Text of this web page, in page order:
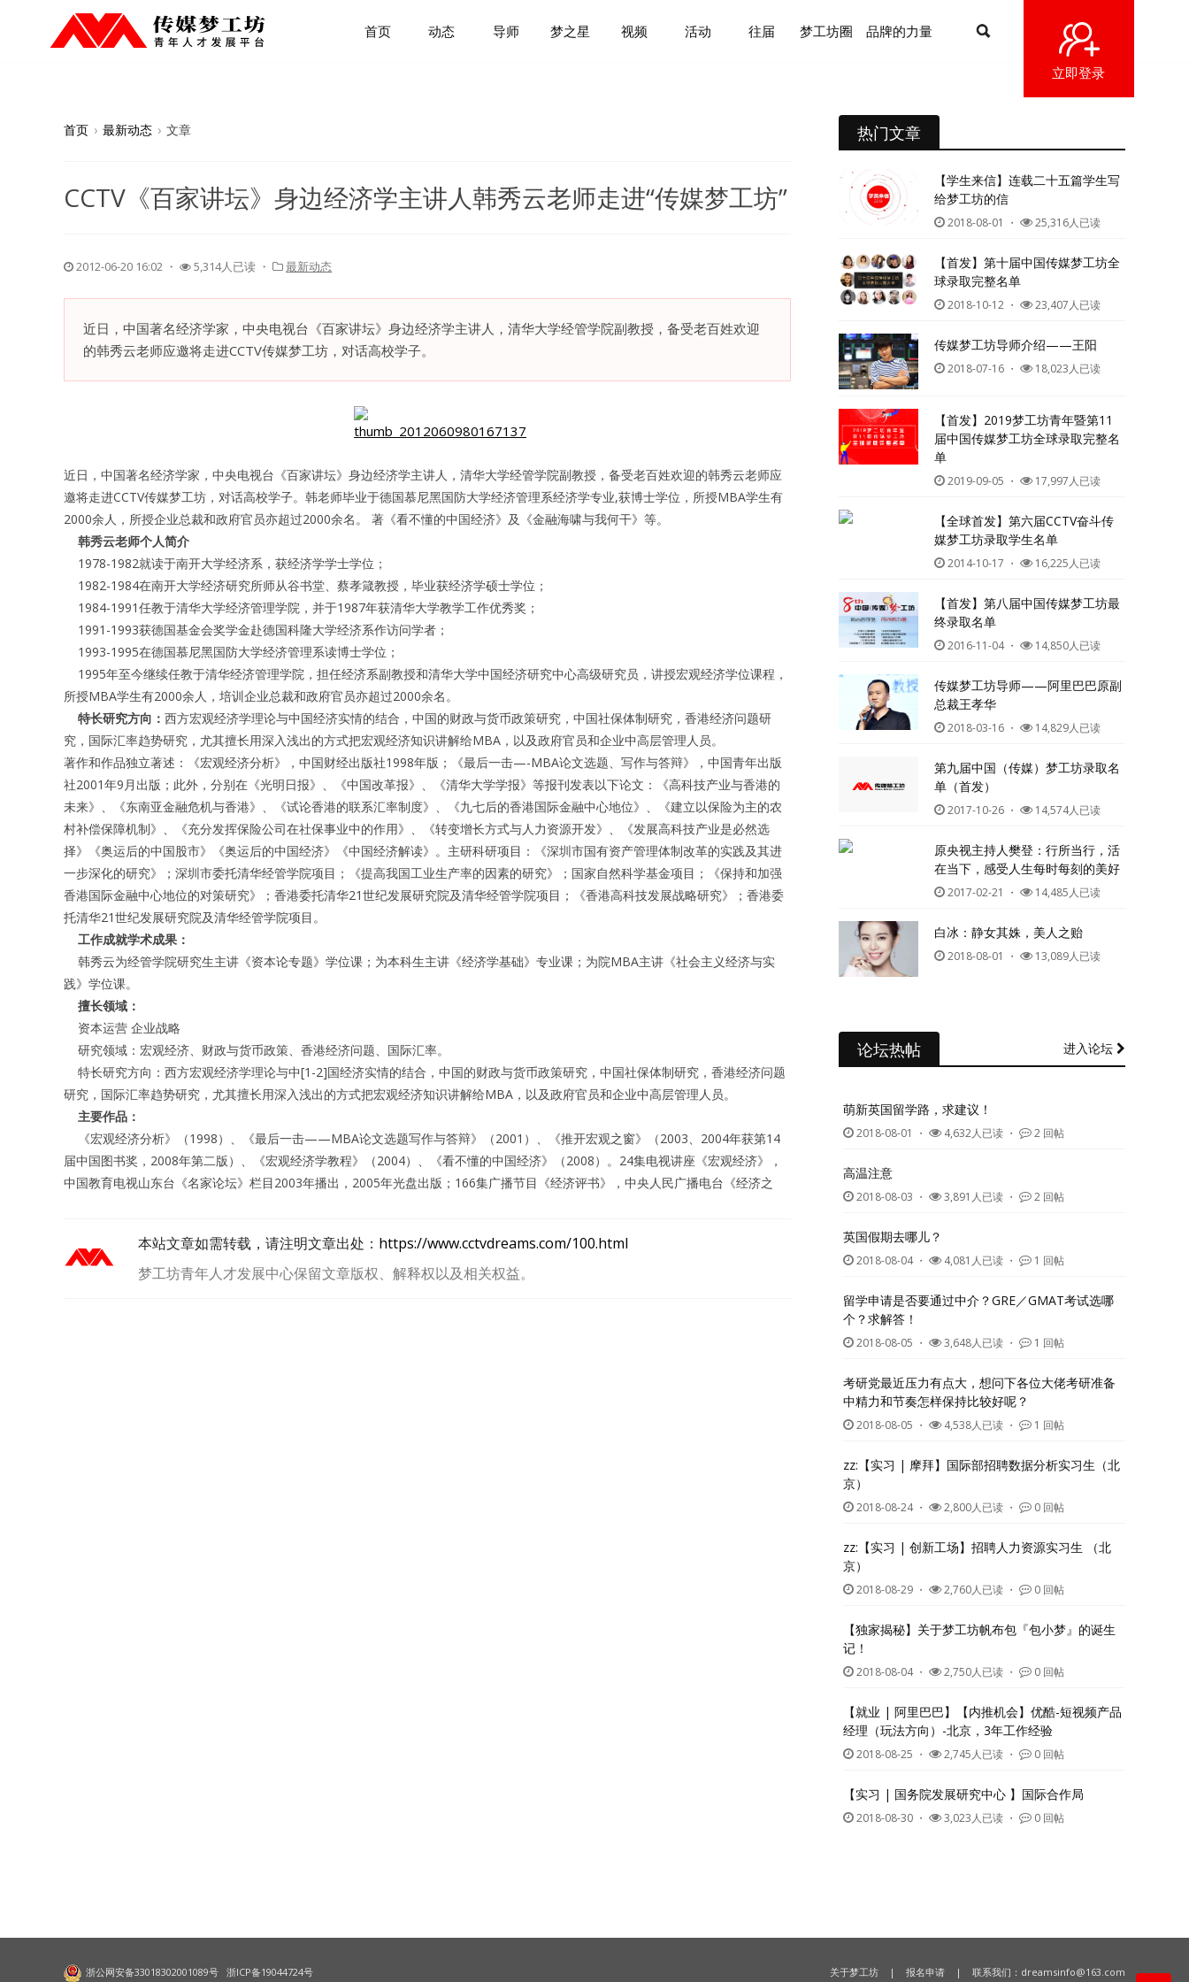
立即登录
密码
记住我的登录状态
首页 动态 导师 梦之星 视频 活动 往届 梦工坊圈 品牌的力量
首页 › 最新动态 › 文章
CCTV《百家讲坛》身边经济学主讲人韩秀云老师走进“传媒梦工坊”
2012-06-20 16:02 ・ 5,314人已读 ・ 最新动态
近日，中国著名经济学家，中央电视台《百家讲坛》身边经济学主讲人，清华大学经管学院副教授，备受老百姓欢迎
的韩秀云老师应邀将走进CCTV传媒梦工坊，对话高校学子。
近日，中国著名经济学家，中央电视台《百家讲坛》身边经济学主讲人，清华大学经管学院副教授，备受老百姓欢迎的韩秀云老师应
邀将走进CCTV传媒梦工坊，对话高校学子。韩老师毕业于德国慕尼黑国防大学经济管理系经济学专业,获博士学位，所授MBA学生有
2000余人，所授企业总裁和政府官员亦超过2000余名。 著《看不懂的中国经济》及《金融海啸与我何干》等。
韩秀云老师个人简介
1978-1982就读于南开大学经济系，获经济学学士学位；
1982-1984在南开大学经济研究所师从谷书堂、蔡孝箴教授，毕业获经济学硕士学位；
1984-1991任教于清华大学经济管理学院，并于1987年获清华大学教学工作优秀奖；
1991-1993获德国基金会奖学金赴德国科隆大学经济系作访问学者；
1993-1995在德国慕尼黑国防大学经济管理系读博士学位；
1995年至今继续任教于清华经济管理学院，担任经济系副教授和清华大学中国经济研究中心高级研究员，讲授宏观经济学位课程，
所授MBA学生有2000余人，培训企业总裁和政府官员亦超过2000余名。
特长研究方向： 西方宏观经济学理论与中国经济实情的结合，中国的财政与货币政策研究，中国社保体制研究，香港经济问题研
究，国际汇率趋势研究，尤其擅长用深入浅出的方式把宏观经济知识讲解给MBA，以及政府官员和企业中高层管理人员。
著作和作品独立著述：《宏观经济分析》，中国财经出版社1998年版；《最后一击—-MBA论文选题、写作与答辩》，中国青年出版
社2001年9月出版；此外，分别在《光明日报》、《中国改革报》、《清华大学学报》等报刊发表以下论文：《高科技产业与香港的
未来》、《东南亚金融危机与香港》、《试论香港的联系汇率制度》、《九七后的香港国际金融中心地位》、《建立以保险为主的农
村补偿保障机制》、《充分发挥保险公司在社保事业中的作用》、《转变增长方式与人力资源开发》、《发展高科技产业是必然选
择》《奥运后的中国股市》《奥运后的中国经济》《中国经济解读》。主研科研项目：《深圳市国有资产管理体制改革的实践及其进
一步深化的研究》；深圳市委托清华经管学院项目；《提高我国工业生产率的因素的研究》；国家自然科学基金项目；《保持和加强
香港国际金融中心地位的对策研究》；香港委托清华21世纪发展研究院及清华经管学院项目；《香港高科技发展战略研究》；香港委
托清华21世纪发展研究院及清华经管学院项目。
工作成就学术成果：
韩秀云为经管学院研究生主讲《资本论专题》学位课；为本科生主讲《经济学基础》专业课；为院MBA主讲《社会主义经济与实
践》学位课。
擅长领域：
资本运营 企业战略
研究领域：宏观经济、财政与货币政策、香港经济问题、国际汇率。
特长研究方向：西方宏观经济学理论与中[1-2]国经济实情的结合，中国的财政与货币政策研究，中国社保体制研究，香港经济问题
研究，国际汇率趋势研究，尤其擅长用深入浅出的方式把宏观经济知识讲解给MBA，以及政府官员和企业中高层管理人员。
主要作品：
《宏观经济分析》（1998）、《最后一击——MBA论文选题写作与答辩》（2001）、《推开宏观之窗》（2003、2004年获第14
届中国图书奖，2008年第二版）、《宏观经济学教程》（2004）、《看不懂的中国经济》（2008）。24集电视讲座《宏观经济》，
中国教育电视山东台《名家论坛》栏目2003年播出，2005年光盘出版；166集广播节目《经济评书》，中央人民广播电台《经济之
本站文章如需转载，请注明文章出处： https://www.cctvdreams.com/100.html
梦工坊青年人才发展中心保留文章版权、解释权以及相关权益。
热门文章
【学生来信】连载二十五篇学生写
给梦工坊的信
2018-08-01 ・ 25,316人已读
【首发】第十届中国传媒梦工坊全
球录取完整名单
2018-10-12 ・ 23,407人已读
传媒梦工坊导师介绍——王阳
2018-07-16 ・ 18,023人已读
【首发】2019梦工坊青年暨第11
届中国传媒梦工坊全球录取完整名
单
2019-09-05 ・ 17,997人已读
【全球首发】第六届CCTV奋斗传
媒梦工坊录取学生名单
2014-10-17 ・ 16,225人已读
【首发】第八届中国传媒梦工坊最
终录取名单
2016-11-04・ 14,850人已读
传媒梦工坊导师——阿里巴巴原副
总裁王孝华
2018-03-16 ・ 14,829人已读
第九届中国（传媒）梦工坊录取名
单（首发）
2017-10-26 ・ 14,574人已读
原央视主持人樊登：行所当行，活
在当下，感受人生每时每刻的美好
2017-02-21 ・ 14,485人已读
白冰：静女其姝，美人之贻
2018-08-01 ・ 13,089人已读
论坛热帖 进入论坛
萌新英国留学路，求建议！
2018-08-01 ・ 4,632人已读 ・ 2 回帖
高温注意
2018-08-03 ・ 3,891人已读 ・ 2 回帖
英国假期去哪儿？
2018-08-04・ 4,081人已读 ・ 1 回帖
留学申请是否要通过中介？GRE／GMAT考试选哪
个？求解答！
2018-08-05 ・ 3,648人已读 ・ 1 回帖
考研党最近压力有点大，想问下各位大佬考研准备
中精力和节奏怎样保持比较好呢？
2018-08-05 ・ 4,538人已读 ・ 1 回帖
zz:【实习 | 摩拜】国际部招聘数据分析实习生（北
京）
2018-08-24・ 2,800人已读 ・ 0 回帖
zz:【实习 | 创新工场】招聘人力资源实习生 （北
京）
2018-08-29 ・ 2,760人已读 ・ 0 回帖
【独家揭秘】关于梦工坊帆布包『包小梦』的诞生
记！
2018-08-04・ 2,750人已读 ・ 0 回帖
【就业 | 阿里巴巴】【内推机会】优酷-短视频产品
经理（玩法方向）-北京，3年工作经验
2018-08-25 ・ 2,745人已读 ・ 0 回帖
【实习 | 国务院发展研究中心 】国际合作局
2018-08-30 ・ 3,023人已读 ・ 0 回帖
浙公网安备33018302001089号 浙ICP备19044724号 关于梦工坊 | 报名申请 | 联系我们： dreamsinfo@163.com